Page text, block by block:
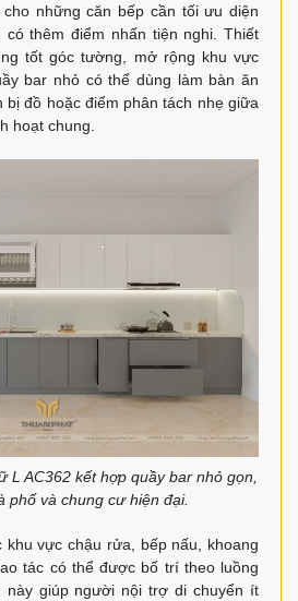
những căn bếp cần tối ưu diện
thêm điểm nhấn tiện nghi. Thiết
tốt góc tường, mở rộng khu vực
bar nhỏ có thể dùng làm bàn ăn
bị đồ hoặc điểm phân tách nhẹ giữa
hoạt chung.
L AC362 kết hợp quầy bar nhỏ gọn,
phố và chung cư hiện đại.
vực chậu rửa, bếp nấu, khoang
tác có thể được bố trí theo luồng
giúp người nội trợ di chuyển ít